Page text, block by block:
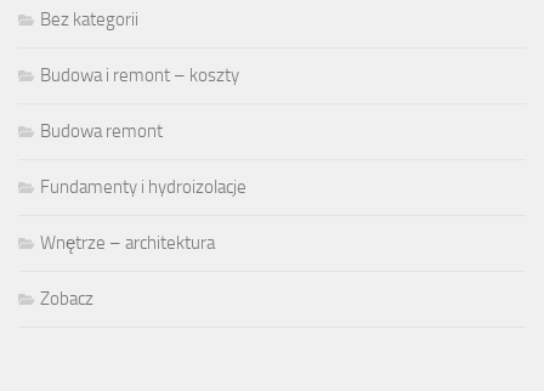
Bez kategorii
Budowa i remont – koszty
Budowa remont
Fundamenty i hydroizolacje
Wnętrze – architektura
Zobacz